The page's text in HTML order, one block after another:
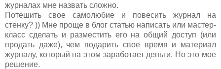
журналах мне назвать сложно.
Потешить свое самолюбие и повесить журнал на
стенку? )) Мне проще в блог статью написать или мастер-
класс сделать и разместить его на общий доступ (или
продать даже), чем подарить свое время и материал
журналу, который на этом заработает деньги. Но это мое
решение.